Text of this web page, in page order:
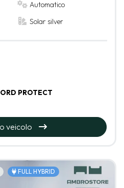
Automatico
Solar silver
PROTECT
veicolo
FULL HYBRID